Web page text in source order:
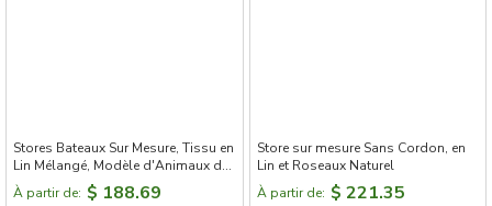
Stores Bateaux Sur Mesure, Tissu en
Lin Mélangé, Modèle d'Animaux de
Dessin Animé
À partir de: $ 188.69
Store sur mesure Sans Cordon, en
Lin et Roseaux Naturel
À partir de: $ 221.35